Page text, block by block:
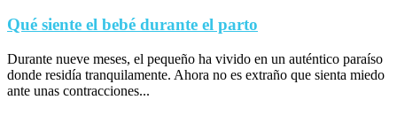
Qué siente el bebé durante el parto
Durante nueve meses, el pequeño ha vivido en un auténtico paraíso
donde residía tranquilamente. Ahora no es extraño que sienta miedo
ante unas contracciones...